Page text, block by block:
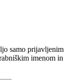
samo prijavljenim
imenom in